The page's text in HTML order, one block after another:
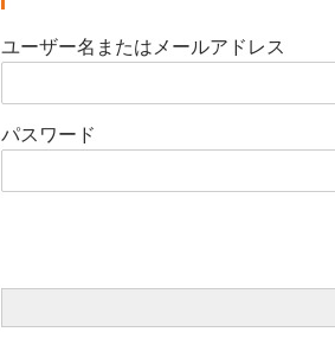
ユーザー名またはメールアドレス
パスワード